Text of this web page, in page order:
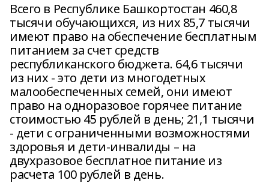
Всего в Республике Башкортостан 460,8
тысячи обучающихся, из них 85,7 тысячи
имеют право на обеспечение бесплатным
питанием за счет средств
республиканского бюджета. 64,6 тысячи
из них - это дети из многодетных
малообеспеченных семей, они имеют
право на одноразовое горячее питание
стоимостью 45 рублей в день; 21,1 тысячи
- дети с ограниченными возможностями
здоровья и дети-инвалиды – на
двухразовое бесплатное питание из
расчета 100 рублей в день.